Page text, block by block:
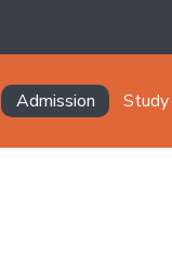
Navegación
Admission Study